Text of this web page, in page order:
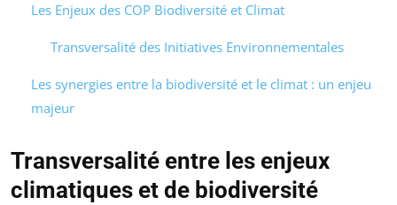
Les Enjeux des COP Biodiversité et Climat
Transversalité des Initiatives Environnementales
Les synergies entre la biodiversité et le climat : un enjeu
majeur
Transversalité entre les enjeux
climatiques et de biodiversité